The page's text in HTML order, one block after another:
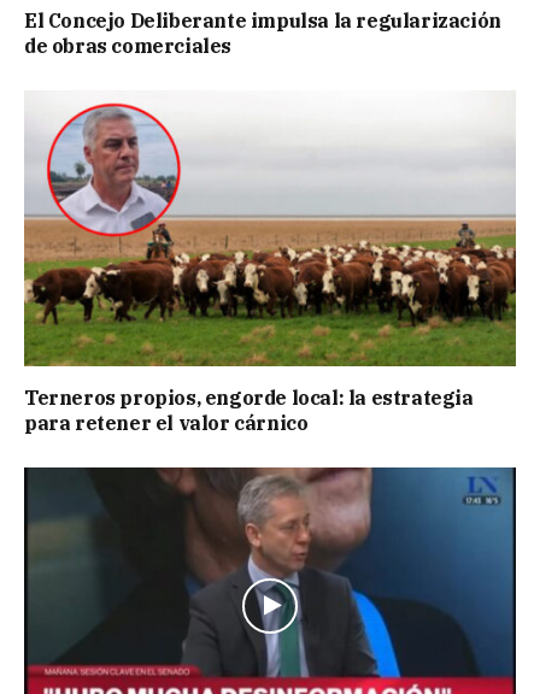
El Concejo Deliberante impulsa la regularización
de obras comerciales
Terneros propios, engorde local: la estrategia
para retener el valor cárnico